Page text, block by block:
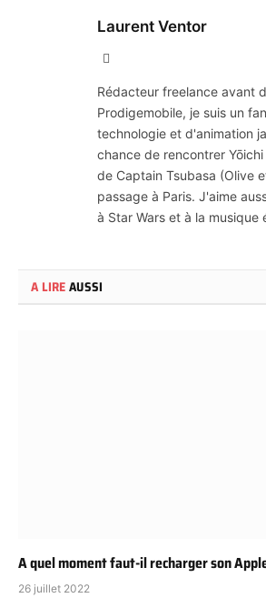
Laurent Ventor
Rédacteur freelance avant
Prodigemobile, je suis un
technologie et d'animation
chance de rencontrer
de Captain Tsubasa (Olive
passage à Paris. J'aime
à Star Wars et à la musique
A LIREAUSSI
A quel moment faut-il recharger son
26 juillet 2022